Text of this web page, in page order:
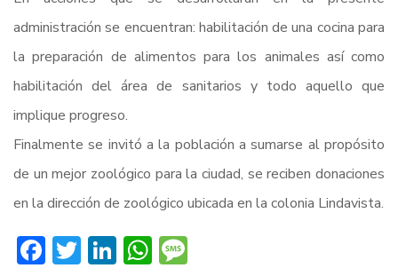
administración se encuentran: habilitación de una cocina para
la preparación de alimentos para los animales así como
habilitación del área de sanitarios y todo aquello que
implique progreso.
Finalmente se invitó a la población a sumarse al propósito
de un mejor zoológico para la ciudad, se reciben donaciones
en la dirección de zoológico ubicada en la colonia Lindavista.
Facebook
Twitter
LinkedIn
WhatsApp